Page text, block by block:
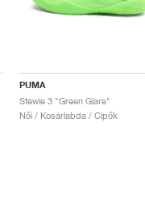
PUMA
Stewie 3 "Green Glare"
Női / Kosárlabda / Cipők